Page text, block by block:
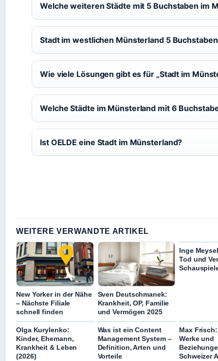
Welche weiteren Städte mit 5 Buchstaben im
Stadt im westlichen Münsterland 5
Wie viele Lösungen gibt es für „Stadt im
Welche Städte im Münsterland mit 6
Ist OELDE eine Stadt im Münsterland?
WEITERE VERWANDTE ARTIKEL
New Yorker in der Nähe
– Nächste Filiale
schnell finden
Sven Deutschmanek:
Krankheit, OP, Familie
und Vermögen 2025
Inge
Tod und
Olga Kurylenko:
Kinder, Ehemann,
Krankheit & Leben
(2026)
Was ist ein Content
Management System –
Definition, Arten und
Vorteile
Max
Werke und
Schweizer